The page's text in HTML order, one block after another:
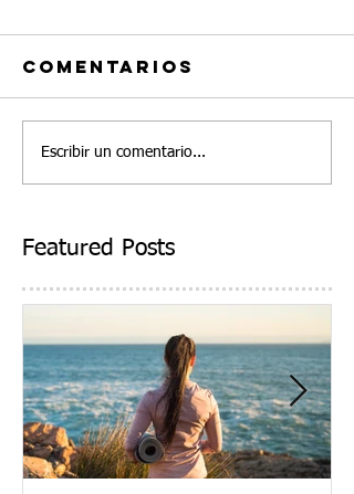
Comentarios
Escribir un comentario...
Featured Posts